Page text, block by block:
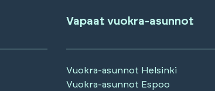
Vapaat vuokra-asunnot
Vuokra-asunnot Helsinki
Vuokra-asunnot Espoo